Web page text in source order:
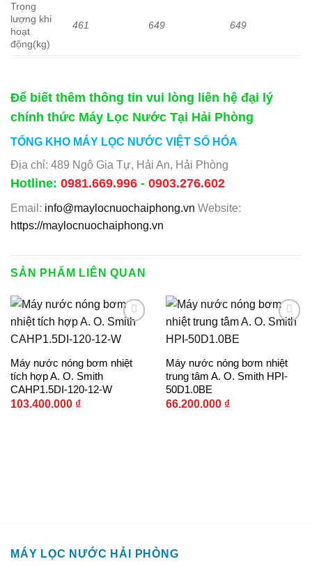
Trọng
lượng khi
hoạt
động(kg)
461 649 649
Để biết thêm thông tin vui lòng liên hệ đại lý
chính thức Máy Lọc Nước Tại Hải Phòng
TỔNG KHO MÁY LỌC NƯỚC VIỆT SỐ HÓA
Địa chỉ: 489 Ngô Gia Tự, Hải An, Hải Phòng
Hotline: 0981.669.996 - 0903.276.602
Email: info@maylocnuochaiphong.vn Website:
https://maylocnuochaiphong.vn
SẢN PHẨM LIÊN QUAN
wishlist
Máy nước nóng bơm nhiệt
tích hợp A. O. Smith
CAHP1.5DI-120-12-W
103.400.000 ₫
wishlist
Máy nước nóng bơm nhiệt
trung tâm A. O. Smith HPI-
50D1.0BE
66.200.000 ₫
MÁY LỌC NƯỚC HẢI PHÒNG